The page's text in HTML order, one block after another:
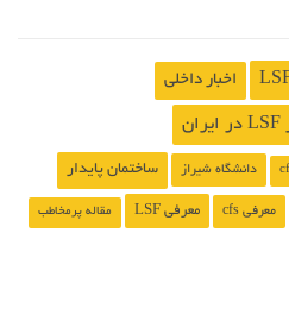
اخبار داخلی
دانشگاه شیراز ساختمان پایدار
معرفی cfs معرفی LSF مقاله پرمخاطب